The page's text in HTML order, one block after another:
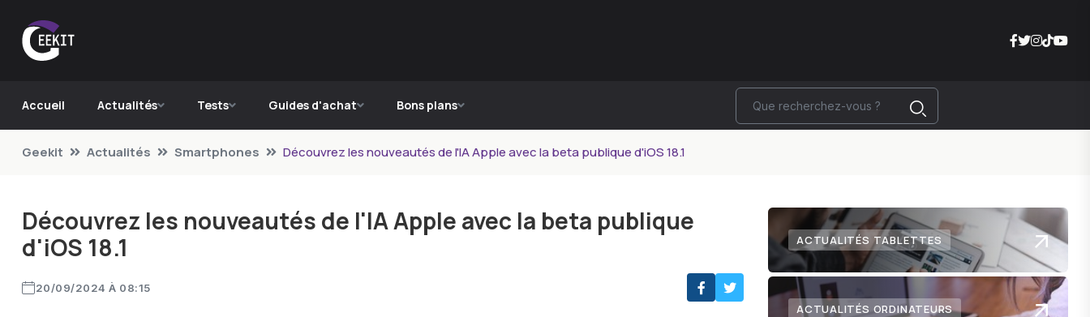
Accueil Actualités Tests Guides d'achat Bons plans
Geekit Actualités Smartphones Découvrez les nouveautés de l'IA Apple avec la beta publique d'iOS 18.1
Découvrez les nouveautés de l'IA Apple avec la beta publique
d'iOS 18.1
20/09/2024 À 08:15
ACTUALITÉS TABLETTES
ACTUALITÉS ORDINATEURS